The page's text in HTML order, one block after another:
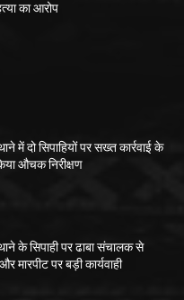
का आरोप
में दो सिपाहियों पर सख्त कार्रवाई के
औचक निरीक्षण
के सिपाही पर ढाबा संचालक से
मारपीट पर बड़ी कार्यवाही